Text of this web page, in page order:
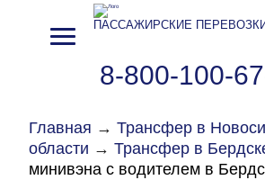
ПАССАЖИРСКИЕ
8-800-100-
Главная → Трансфер в
области → Трансфер в
минивэна с водителем в